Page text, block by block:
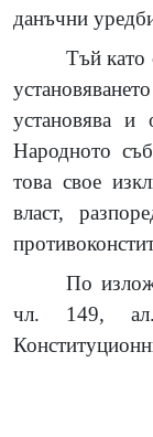
данъчни
Тъй като
установява и
Народното
това свое
власт,
По
чл. 149,